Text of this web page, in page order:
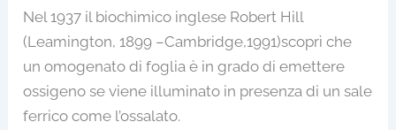
Nel 1937 il biochimico inglese Robert Hill
(Leamington, 1899 –Cambridge,1991)scoprì che
un omogenato di foglia è in grado di emettere
ossigeno se viene illuminato in presenza di un sale
ferrico come l’ossalato.